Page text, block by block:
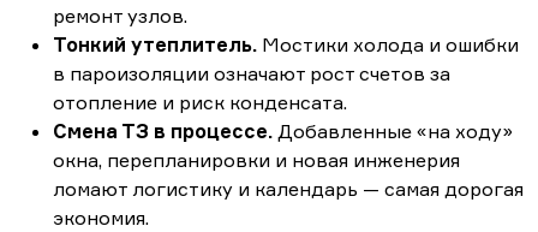
ремонт узлов.
Тонкий утеплитель. Мостики холода и ошибки
в пароизоляции означают рост счетов за
отопление и риск конденсата.
Смена ТЗ в процессе. Добавленные «на ходу»
окна, перепланировки и новая инженерия
ломают логистику и календарь — самая дорогая
экономия.